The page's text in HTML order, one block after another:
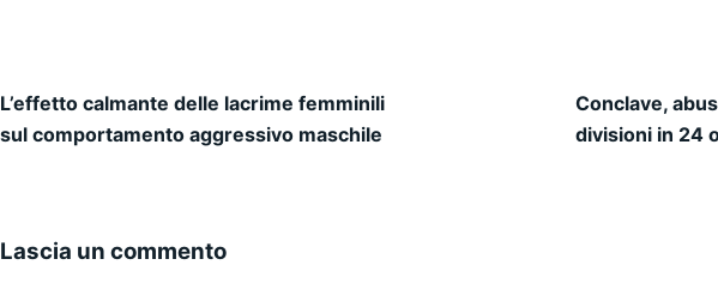
Navigazione articoli
L’effetto calmante delle lacrime femminili
sul comportamento aggressivo maschile
Conclave,
divisioni in 24
Lascia un commento